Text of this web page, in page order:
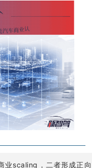
业scaling，二者形成正向